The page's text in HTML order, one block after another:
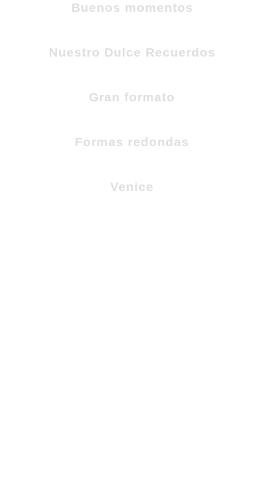
Buenos momentos
Nuestro Dulce Recuerdos
Gran formato
Formas redondas
Venice